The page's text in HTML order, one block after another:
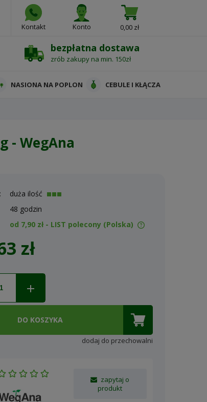
Kontakt Konto 0,00 zł
bezpłatna dostawa
zrób zakupy na min. 150zł
NASIONA NA POPLON CEBULE I KŁĄCZA
- WegAna
duża ilość
48 godzin
od 7,90 zł - LIST polecony (Polska)
Cena nie zawiera ewentualnych
kosztów płatności
zł
DO KOSZYKA
dodaj do przechowalni
zapytaj o
produkt